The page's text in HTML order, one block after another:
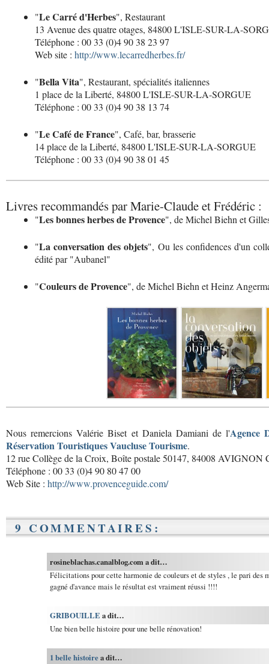
"Le Carré d'Herbes", Restaurant
13 Avenue des quatre otages, 84800 L'ISLE-SUR-LA-
Téléphone : 00 33 (0)4 90 38 23 97
Web site : http://www.lecarredherbes.fr/
"Bella Vita", Restaurant, spécialités italiennes
1 place de la Liberté, 84800 L'ISLE-SUR-LA-SORGUE
Téléphone : 00 33 (0)4 90 38 13 74
"Le Café de France", Café, bar, brasserie
14 place de la Liberté, 84800 L'ISLE-SUR-LA-SORGUE
Téléphone : 00 33 (0)4 90 38 01 45
Livres recommandés par Marie-Claude et Frédéric :
"Les bonnes herbes de Provence", de Michel Biehn et
"La conversation des objets", Ou les confidences d'un
édité par "Aubanel"
"Couleurs de Provence", de Michel Biehn et Heinz
Nous remercions Valérie Biset et Daniela Damiani de l'Agence
Réservation Touristiques Vaucluse Tourisme.
12 rue Collège de la Croix, Boîte postale 50147, 84008 AVIGNON
Téléphone : 00 33 (0)4 90 80 47 00
Web Site : http://www.provenceguide.com/
9 COMMENTAIRES:
rosineblachas.canalblog.com a dit…
Félicitations pour cette harmonie de couleurs et de styles , le pari des
gagné d'avance mais le résultat est vraiment réussi !!!!
GRIBOUILLE a dit…
Une bien belle histoire pour une belle rénovation!
1 belle histoirea dit…